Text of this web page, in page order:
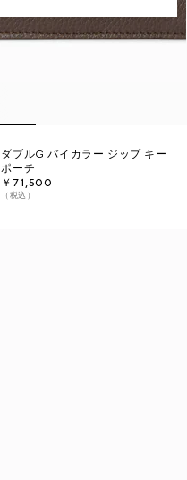
ダブルG バイカラー ジップ キー
ポーチ
￥71,500
（税込）